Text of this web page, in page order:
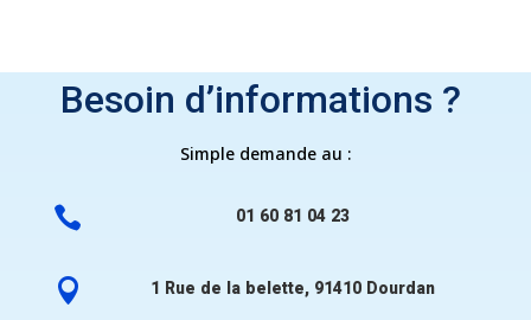
Besoin d’informations ?
Simple demande au :
 01 60 81 04 23
 1 Rue de la belette, 91410 Dourdan